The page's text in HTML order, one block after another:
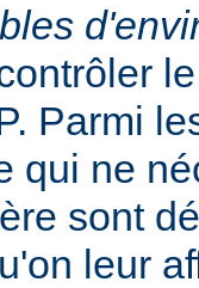
Parmi
qui ne
sont
leur